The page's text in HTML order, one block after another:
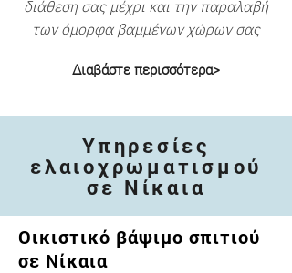
διάθεση σας μέχρι και την παραλαβή
των όμορφα βαμμένων χώρων σας
Διαβάστε περισσότερα>
Υπηρεσίες
ελαιοχρωματισμού
σε Νίκαια
Οικιστικό βάψιμο σπιτιού
σε Νίκαια